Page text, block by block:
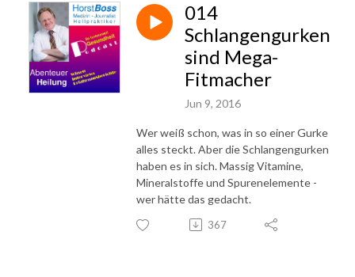
014
Schlangengurken
sind Mega-
Fitmacher
Jun 9, 2016
Wer weiß schon, was in so einer Gurke
alles steckt. Aber die Schlangengurken
haben es in sich. Massig Vitamine,
Mineralstoffe und Spurenelemente -
wer hätte das gedacht.
367